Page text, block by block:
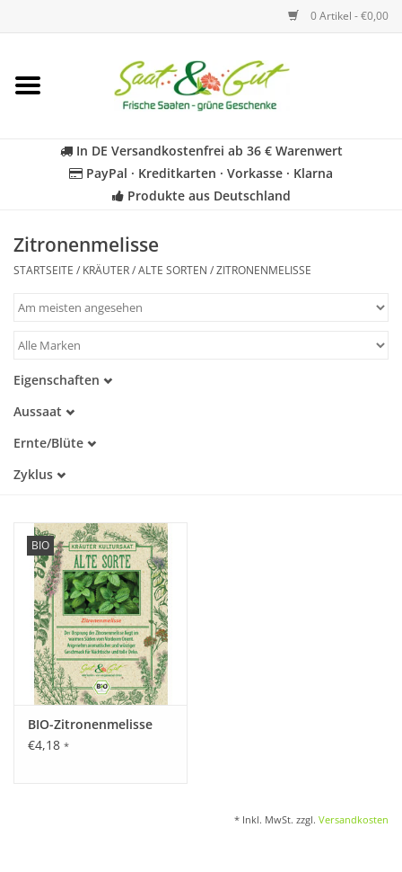
0 Artikel - €0,00
Startseite
Kräuter
Für Kinder
Geschenkideen
Katalog
In DE Versandkostenfrei ab 36 € Warenwert
PayPal · Kreditkarten · Vorkasse · Klarna
Produkte aus Deutschland
Zitronenmelisse
STARTSEITE / KRÄUTER/ALTE SORTEN /ZITRONENMELISSE
Eigenschaften
Alte Sorte
Warmkeimer
Aussaat
April
Mai
Ernte/Blüte
Juli
Zyklus
BIO
BIO-Zitronenmelisse
€4,18 *
* Inkl. MwSt. zzgl. Versandkosten